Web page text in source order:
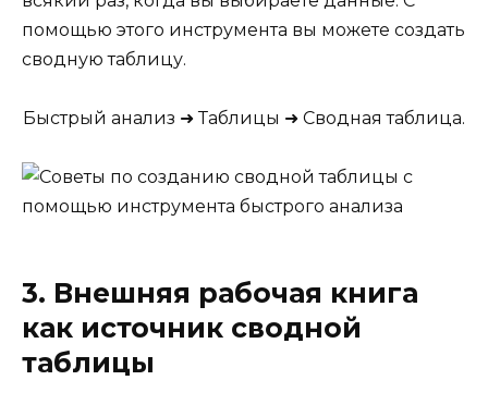
помощью этого инструмента вы можете создать
сводную таблицу.
Быстрый анализ ➜ Таблицы ➜ Сводная таблица.
3. Внешняя рабочая книга
как источник сводной
таблицы